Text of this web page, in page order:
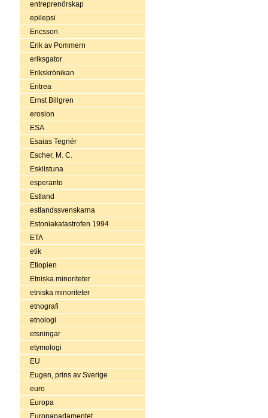
entreprenörskap
epilepsi
Ericsson
Erik av Pommern
eriksgator
Erikskrönikan
Eritrea
Ernst Billgren
erosion
ESA
Esaias Tegnér
Escher, M. C.
Eskilstuna
esperanto
Estland
estlandssvenskarna
Estoniakatastrofen 1994
ETA
etik
Etiopien
Etniska minoriteter
etniska minoriteter
etnografi
etnologi
etsningar
etymologi
EU
Eugen, prins av Sverige
euro
Europa
Europaparlamentet